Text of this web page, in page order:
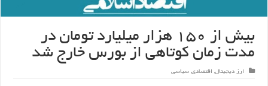
بیش از ۱۵۰ هزار میلیارد تومان در
مدت زمان کوتاهی از بورس خارج شد
ارز دیجیتال, اقتصادی,سیاسی